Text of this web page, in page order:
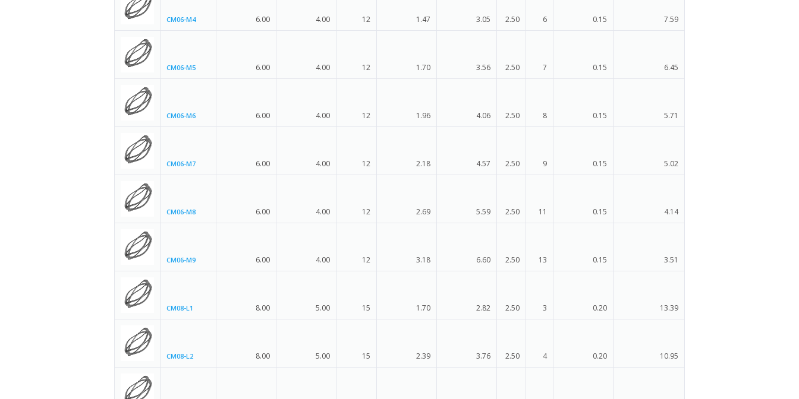
CM06-M4 6.00 4.00 12 1.47 3.05 2.50 6 0.15 7.59
CM06-M5 6.00 4.00 12 1.70 3.56 2.50 7 0.15 6.45
CM06-M6 6.00 4.00 12 1.96 4.06 2.50 8 0.15 5.71
CM06-M7 6.00 4.00 12 2.18 4.57 2.50 9 0.15 5.02
CM06-M8 6.00 4.00 12 2.69 5.59 2.50 11 0.15 4.14
CM06-M9 6.00 4.00 12 3.18 6.60 2.50 13 0.15 3.51
CM08-L1 8.00 5.00 15 1.70 2.82 2.50 3 0.20 13.39
CM08-L2 8.00 5.00 15 2.39 3.76 2.50 4 0.20 10.95